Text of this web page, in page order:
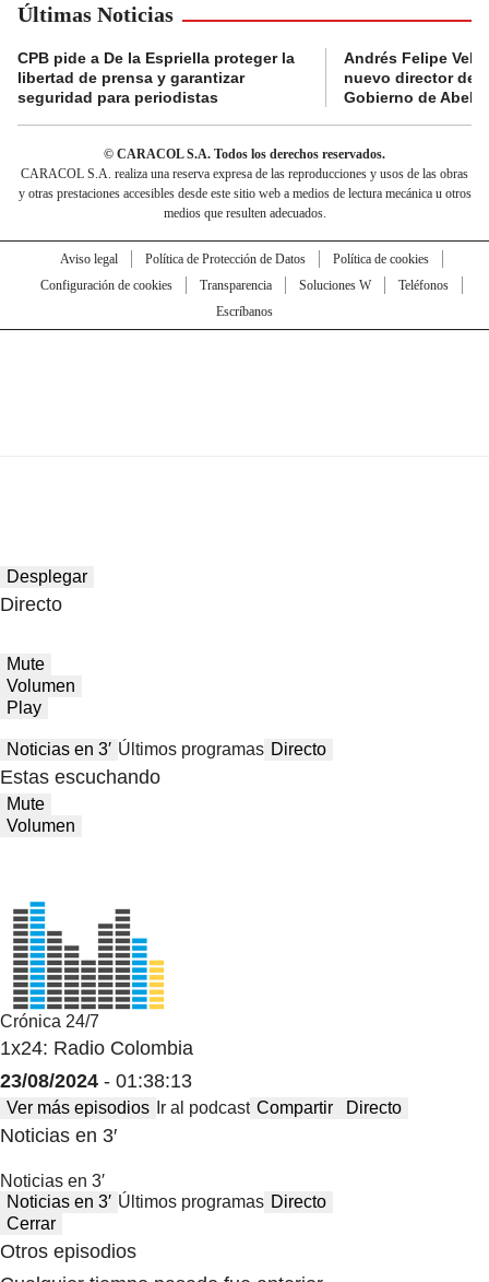
Últimas Noticias
CPB pide a De la Espriella proteger la
libertad de prensa y garantizar
seguridad para periodistas
Andrés Felipe
nuevo director de
Gobierno de
© CARACOL S.A. Todos los derechos reservados.
CARACOL S.A. realiza una reserva expresa de las reproducciones y usos de las obras
y otras prestaciones accesibles desde este sitio web a medios de lectura mecánica u otros
medios que resulten adecuados.
Aviso legal Política de Protección de Datos
Política de cookies
Configuración de cookies
Transparencia Soluciones W
Teléfonos
Escríbanos
Desplegar
Directo
Mute
Volumen
Play
Noticias en 3′ Últimos programas Directo
Estas escuchando
Mute
Volumen
Crónica 24/7
1x24: Radio Colombia
23/08/2024 - 01:38:13
Ver más episodios Ir al podcast Compartir Directo
Noticias en 3′
Noticias en 3′
Noticias en 3′ Últimos programas Directo
Cerrar
Otros episodios